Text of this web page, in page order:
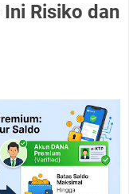
Risiko dan